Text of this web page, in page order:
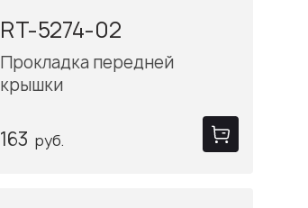
RT-5274-02
Прокладка передней
крышки
163 руб.